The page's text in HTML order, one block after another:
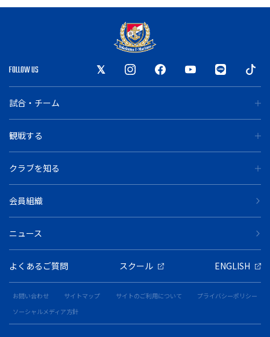
FOLLOW US
試合・チーム
観戦する
クラブを知る
会員組織
ニュース
よくあるご質問 スクール ENGLISH
お問い合わせ サイトマップ サイトのご利用について
プライバシーポリシー
ソーシャルメディア方針